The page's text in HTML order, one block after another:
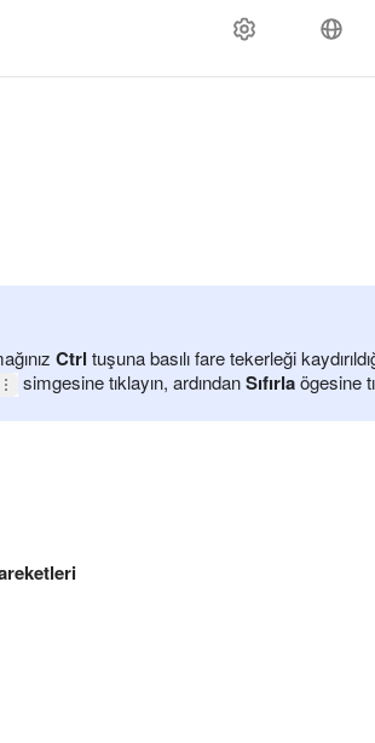
Ctrl tuşuna basılı fare tekerleği
simgesine tıklayın, ardındanSıfırlaögesine